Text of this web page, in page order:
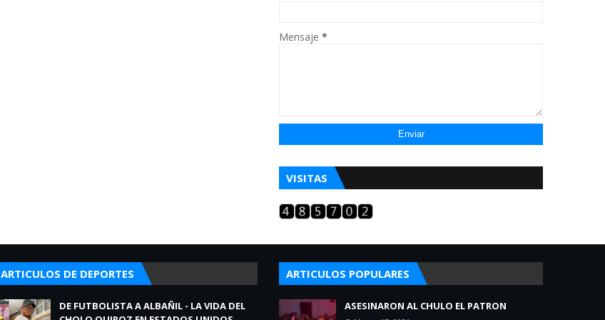
Mensaje *
VISITAS
ARTICULOS DE DEPORTES
DE FUTBOLISTA A ALBAÑIL - LA VIDA DEL
ARTICULOS POPULARES
ASESINARON AL CHULO EL PATRON